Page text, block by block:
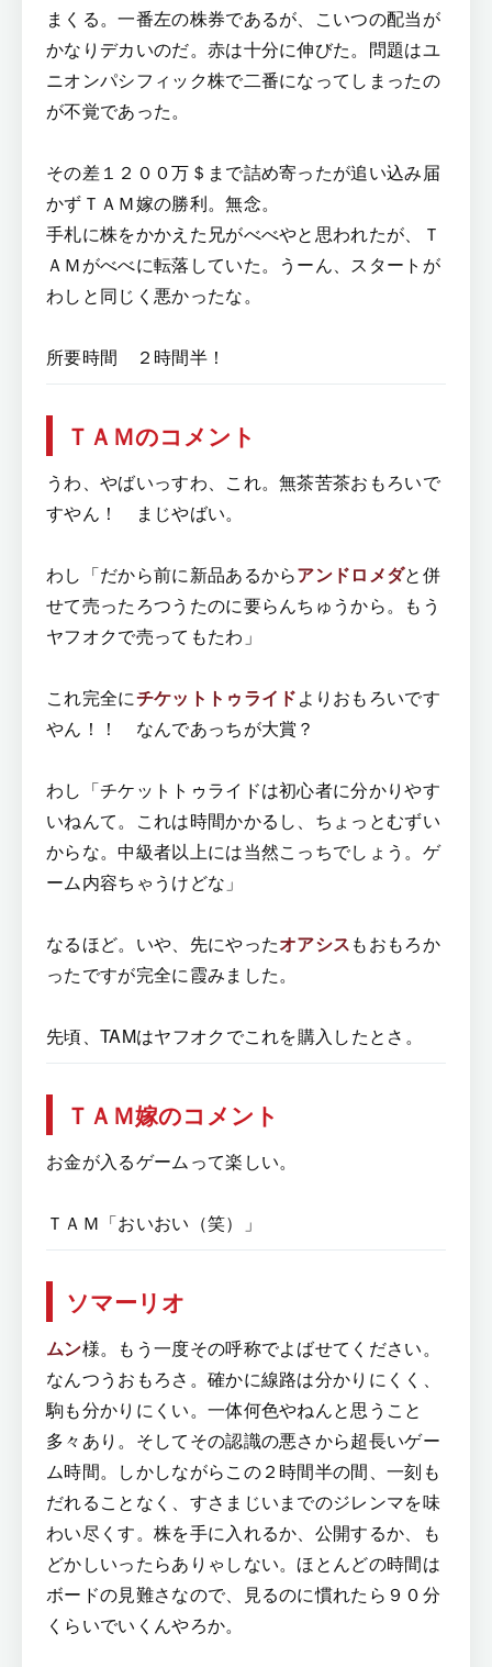
まくる。一番左の株券であるが、こいつの配当が
かなりデカいのだ。赤は十分に伸びた。問題はユ
ニオンパシフィック株で二番になってしまったの
が不覚であった。
その差１２００万＄まで詰め寄ったが追い込み届
かずＴＡＭ嫁の勝利。無念。
手札に株をかかえた兄がべべやと思われたが、Ｔ
ＡＭがべべに転落していた。うーん、スタートが
わしと同じく悪かったな。
所要時間 ２時間半！
ＴＡＭのコメント
うわ、やばいっすわ、これ。無茶苦茶おもろいで
すやん！ まじやばい。
わし「だから前に新品あるからアンドロメダと併
せて売ったろつうたのに要らんちゅうから。もう
ヤフオクで売ってもたわ」
これ完全にチケットトゥライドよりおもろいです
やん！！ なんであっちが大賞？
わし「チケットトゥライドは初心者に分かりやす
いねんて。これは時間かかるし、ちょっとむずい
からな。中級者以上には当然こっちでしょう。ゲ
ーム内容ちゃうけどな」
なるほど。いや、先にやったオアシスもおもろか
ったですが完全に霞みました。
先頃、TAMはヤフオクでこれを購入したとさ。
ＴＡＭ嫁のコメント
お金が入るゲームって楽しい。
ＴＡＭ「おいおい（笑）」
ソマーリオ
ムン様。もう一度その呼称でよばせてください。
なんつうおもろさ。確かに線路は分かりにくく、
駒も分かりにくい。一体何色やねんと思うこと
多々あり。そしてその認識の悪さから超長いゲー
ム時間。しかしながらこの２時間半の間、一刻も
だれることなく、すさまじいまでのジレンマを味
わい尽くす。株を手に入れるか、公開するか、も
どかしいったらありゃしない。ほとんどの時間は
ボードの見難さなので、見るのに慣れたら９０分
くらいでいくんやろか。